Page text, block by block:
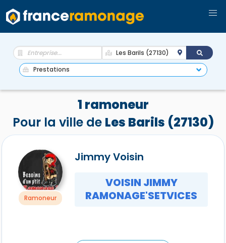
1 ramoneur
Pour la ville de Les Barils (27130)
Ramoneur
Jimmy Voisin
VOISIN JIMMY
RAMONAGE'SETVICES